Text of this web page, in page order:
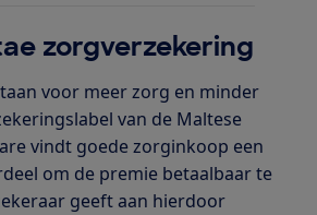
zorgverzekering
voor meer zorg en minder
van de Maltese
vindt goede zorginkoop een
om de premie betaalbaar te
geeft aan hierdoor